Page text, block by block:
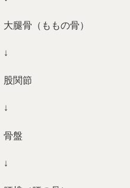
大腿骨（ももの骨）
↓
股関節
↓
骨盤
↓